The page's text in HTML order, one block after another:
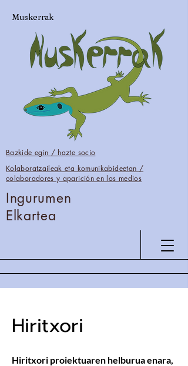
Ingurumen
Elkartea
Bazkide egin / hazte socio
Kolaboratzaileak eta komunikabideetan /
colaboradores y aparición en los medios
Muskerrak
Hiritxori
Hiritxori proiektuaren helburua enara,